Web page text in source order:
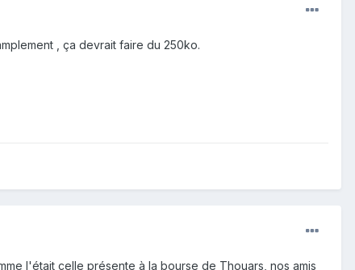
, ça devrait faire du 250ko.
l'était celle présente à la bourse de Thouars, nos amis